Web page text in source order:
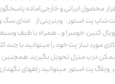
محصول ایرانی و خارجی آماده
شاپ پت استور، ویترینی از غذای سگ و
کنین، جوسرا و .. همراه با طیف
مورد نیاز پت خود را میتوانید با
درب منزل تحویل بگیرید. همچنین
وبلاگ پت استور میتوانید راههای